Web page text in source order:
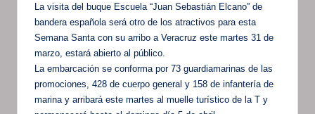
La visita del buque Escuela “Juan Sebastián Elcano” de
bandera española será otro de los atractivos para esta
Semana Santa con su arribo a Veracruz este martes 31 de
marzo, estará abierto al público.
La embarcación se conforma por 73 guardiamarinas de las
promociones, 428 de cuerpo general y 158 de infantería de
marina y arribará este martes al muelle turístico de la T y